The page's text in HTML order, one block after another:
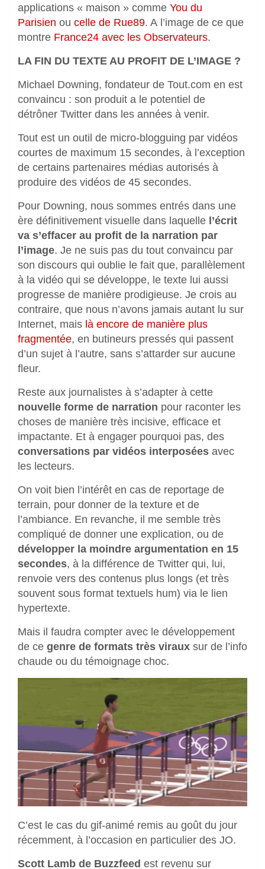
applications « maison » comme You du
Parisien ou celle de Rue89. A l’image de ce que
montre France24 avec les Observateurs.
LA FIN DU TEXTE AU PROFIT DE L’IMAGE ?
Michael Downing, fondateur de Tout.com en est
convaincu : son produit a le potentiel de
détrôner Twitter dans les années à venir.
Tout est un outil de micro-blogguing par vidéos
courtes de maximum 15 secondes, à l’exception
de certains partenaires médias autorisés à
produire des vidéos de 45 secondes.
Pour Downing, nous sommes entrés dans une
ère définitivement visuelle dans laquelle l’écrit
va s’effacer au profit de la narration par
l’image. Je ne suis pas du tout convaincu par
son discours qui oublie le fait que, parallèlement
à la vidéo qui se développe, le texte lui aussi
progresse de manière prodigieuse. Je crois au
contraire, que nous n’avons jamais autant lu sur
Internet, mais là encore de manière plus
fragmentée, en butineurs pressés qui passent
d’un sujet à l’autre, sans s’attarder sur aucune
fleur.
Reste aux journalistes à s’adapter à cette
nouvelle forme de narration pour raconter les
choses de manière très incisive, efficace et
impactante. Et à engager pourquoi pas, des
conversations par vidéos interposées avec
les lecteurs.
On voit bien l’intérêt en cas de reportage de
terrain, pour donner de la texture et de
l’ambiance. En revanche, il me semble très
compliqué de donner une explication, ou de
développer la moindre argumentation en 15
secondes, à la différence de Twitter qui, lui,
renvoie vers des contenus plus longs (et très
souvent sous format textuels hum) via le lien
hypertexte.
Mais il faudra compter avec le développement
de ce genre de formats très viraux sur de l’info
chaude ou du témoignage choc.
C’est le cas du gif-animé remis au goût du jour
récemment, à l’occasion en particulier des JO.
Scott Lamb de Buzzfeed est revenu sur